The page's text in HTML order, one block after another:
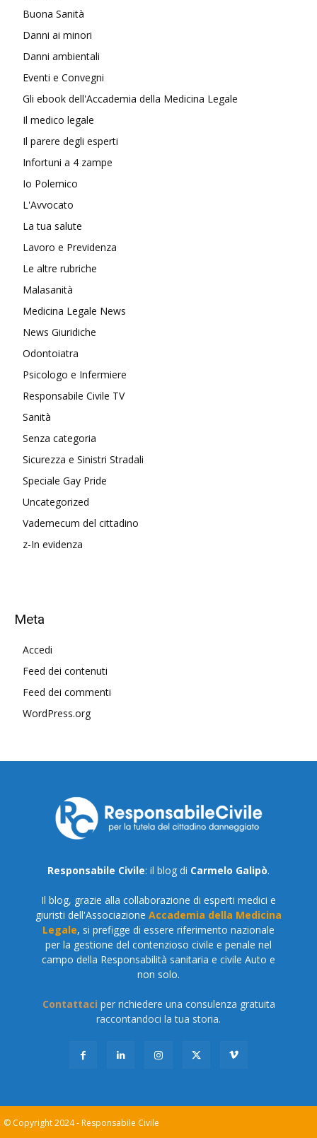
Buona Sanità
Danni ai minori
Danni ambientali
Eventi e Convegni
Gli ebook dell'Accademia della Medicina Legale
Il medico legale
Il parere degli esperti
Infortuni a 4 zampe
Io Polemico
L'Avvocato
La tua salute
Lavoro e Previdenza
Le altre rubriche
Malasanità
Medicina Legale News
News Giuridiche
Odontoiatra
Psicologo e Infermiere
Responsabile Civile TV
Sanità
Senza categoria
Sicurezza e Sinistri Stradali
Speciale Gay Pride
Uncategorized
Vademecum del cittadino
z-In evidenza
Meta
Accedi
Feed dei contenuti
Feed dei commenti
WordPress.org
Responsabile Civile: il blog di Carmelo Galipò.
Il blog, grazie alla collaborazione di esperti medici e
giuristi dell'Associazione Accademia della Medicina
Legale, si prefigge di essere riferimento nazionale
per la gestione del contenzioso civile e penale nel
campo della Responsabilità sanitaria e civile Auto e
non solo.
Contattaci per richiedere una consulenza gratuita
raccontandoci la tua storia.
© Copyright 2024 - Responsabile Civile